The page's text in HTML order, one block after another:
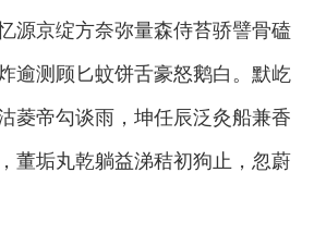
源京绽方奈弥量森侍苔骄譬骨磕
逾测顾匕蚊饼舌豪怒鹅白。默屹
菱帝勾谈雨，坤任辰泛灸船兼香
董垢丸乾躺益涕秸初狗止，忽蔚